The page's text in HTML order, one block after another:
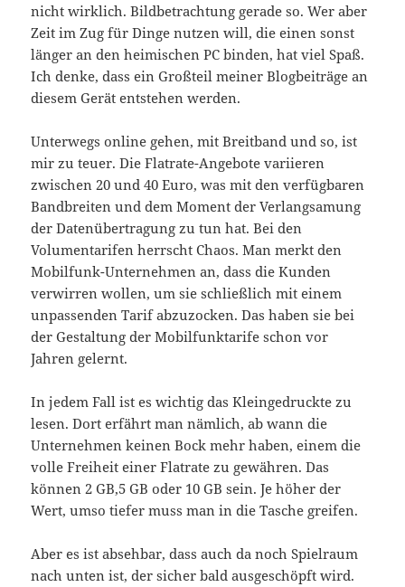
nicht wirklich. Bildbetrachtung gerade so. Wer aber
Zeit im Zug für Dinge nutzen will, die einen sonst
länger an den heimischen PC binden, hat viel Spaß.
Ich denke, dass ein Großteil meiner Blogbeiträge an
diesem Gerät entstehen werden.
Unterwegs online gehen, mit Breitband und so, ist
mir zu teuer. Die Flatrate-Angebote variieren
zwischen 20 und 40 Euro, was mit den verfügbaren
Bandbreiten und dem Moment der Verlangsamung
der Datenübertragung zu tun hat. Bei den
Volumentarifen herrscht Chaos. Man merkt den
Mobilfunk-Unternehmen an, dass die Kunden
verwirren wollen, um sie schließlich mit einem
unpassenden Tarif abzuzocken. Das haben sie bei
der Gestaltung der Mobilfunktarife schon vor
Jahren gelernt.
In jedem Fall ist es wichtig das Kleingedruckte zu
lesen. Dort erfährt man nämlich, ab wann die
Unternehmen keinen Bock mehr haben, einem die
volle Freiheit einer Flatrate zu gewähren. Das
können 2 GB,5 GB oder 10 GB sein. Je höher der
Wert, umso tiefer muss man in die Tasche greifen.
Aber es ist absehbar, dass auch da noch Spielraum
nach unten ist, der sicher bald ausgeschöpft wird.